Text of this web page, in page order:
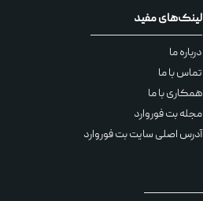
لینک‌های مفید
درباره ما
تماس با ما
همکاری با ما
مجله بت فوروارد
آدرس اصلی سایت بت فوروارد